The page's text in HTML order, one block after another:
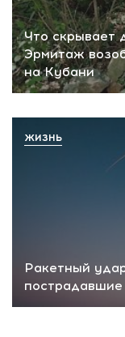
Что скрывает
Эрмитаж
на Кубани
Ракетный
ЖИЗНЬ